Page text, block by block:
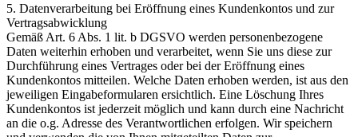
5. Datenverarbeitung bei Eröffnung eines Kundenkontos und zur
Vertragsabwicklung
Gemäß Art. 6 Abs. 1 lit. b DGSVO werden personenbezogene
Daten weiterhin erhoben und verarbeitet, wenn Sie uns diese zur
Durchführung eines Vertrages oder bei der Eröffnung eines
Kundenkontos mitteilen. Welche Daten erhoben werden, ist aus den
jeweiligen Eingabeformularen ersichtlich. Eine Löschung Ihres
Kundenkontos ist jederzeit möglich und kann durch eine Nachricht
an die o.g. Adresse des Verantwortlichen erfolgen. Wir speichern